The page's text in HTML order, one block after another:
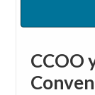
CCOO